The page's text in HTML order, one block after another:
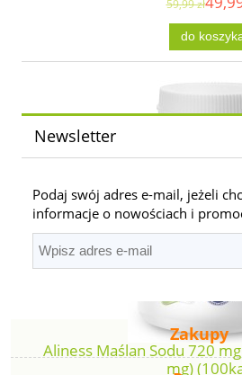
59,99 zł
do
Aliness Maślan Sodu 720
mg)
Newsletter
Podaj swój adres e-mail, jeżeli
informacje o nowościach i
Zakupy